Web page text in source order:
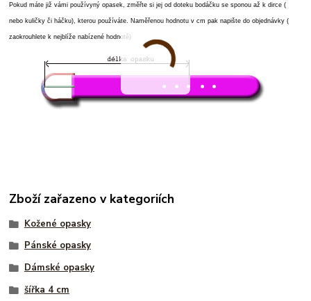
Pokud máte již vámi používyný opasek, změřte si jej od doteku bodáčku se sponou až k dirce (
nebo kuličky či háčku), kterou používáte. Naměřenou hodnotu v cm pak napište do objednávky (
zaokrouhlete k nejblíže nabízené hodnotě)
Zboží zařazeno v kategoriích
Kožené opasky
Pánské opasky
Dámské opasky
šířka 4 cm